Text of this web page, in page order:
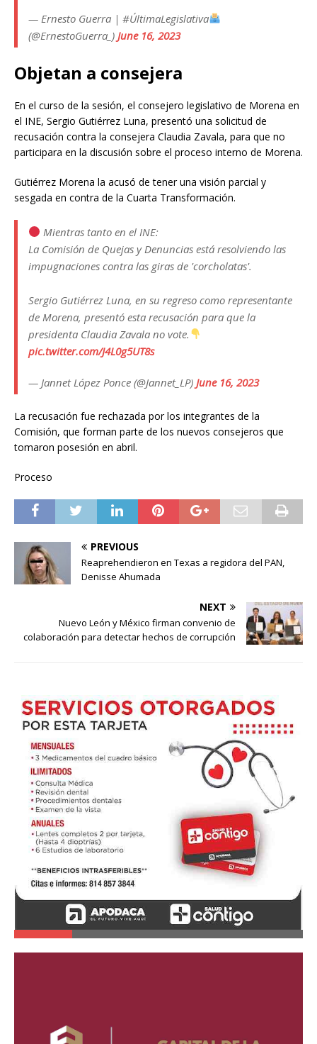
— Ernesto Guerra | #ÚltimaLegislativa
(@ErnestoGuerra_) June 16, 2023
Objetan a consejera
En el curso de la sesión, el consejero legislativo de Morena en
el INE, Sergio Gutiérrez Luna, presentó una solicitud de
recusación contra la consejera Claudia Zavala, para que no
participara en la discusión sobre el proceso interno de Morena.
Gutiérrez Morena la acusó de tener una visión parcial y
sesgada en contra de la Cuarta Transformación.
Mientras tanto en el INE:
La Comisión de Quejas y Denuncias está resolviendo las
impugnaciones contra las giras de 'corcholatas'.
Sergio Gutiérrez Luna, en su regreso como representante
de Morena, presentó esta recusación para que la
presidenta Claudia Zavala no vote.
pic.twitter.com/J4L0g5UT8s
— Jannet López Ponce (@Jannet_LP) June 16, 2023
La recusación fue rechazada por los integrantes de la
Comisión, que forman parte de los nuevos consejeros que
tomaron posesión en abril.
Proceso
PREVIOUS
Reaprehendieron en Texas a regidora del PAN,
Denisse Ahumada
NEXT
Nuevo León y México firman convenio de
colaboración para detectar hechos de corrupción